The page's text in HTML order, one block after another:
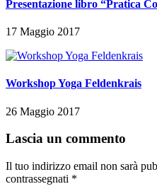
Presentazione libro “Pratica
17 Maggio 2017
Workshop Yoga Feldenkrais
26 Maggio 2017
Lascia un commento
Il tuo indirizzo email non sarà
contrassegnati *